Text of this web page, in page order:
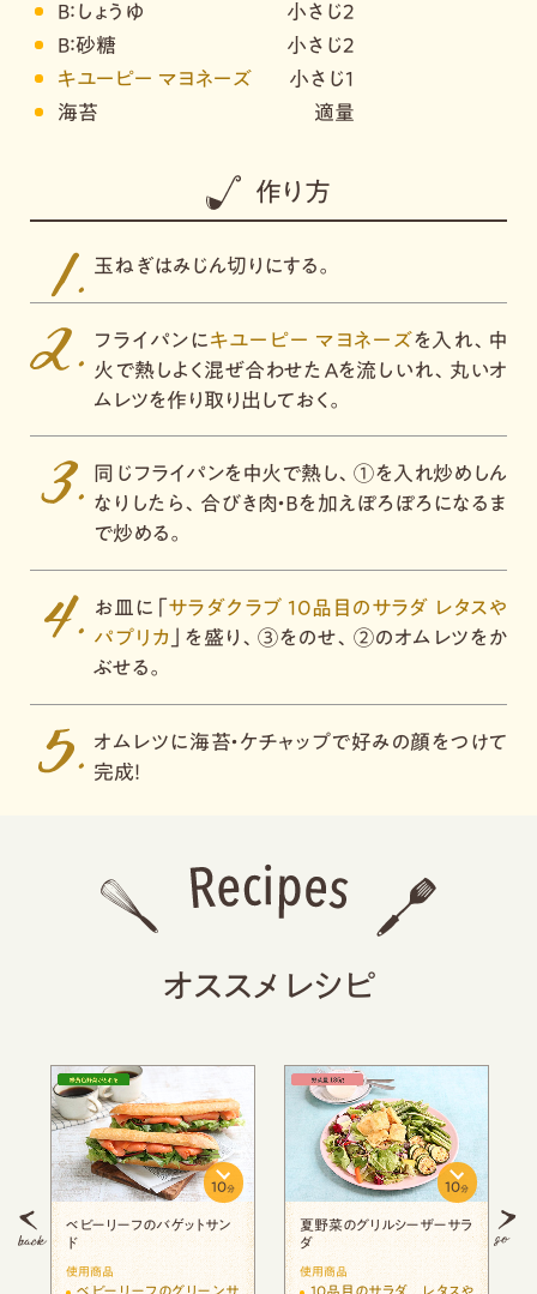
B：しょうゆ
小さじ2
B：砂糖
小さじ2
キユーピー マヨネーズ
小さじ1
海苔
適量
作り方
玉ねぎはみじん切りにする。
フライパンにキユーピー マヨネーズを入れ、中
火で熱しよく混ぜ合わせたＡを流しいれ、 丸いオ
ムレツを作り取り出しておく。
同じフライパンを中火で熱し、①を入れ炒めしん
なりしたら、 合びき肉・Ｂを加えぽろぽろになるま
で炒める。
お皿に「 サラダクラブ 10品目のサラダ レタスや
パプリカ
」を盛り、③をのせ、②のオムレツをか
ぶせる。
オムレツに海苔・ケチャップで好みの顔をつけて
完成！
オススメレシピ
ベビーリーフのバゲットサン
ド
10分
使用商品
夏野菜のグリルシーザーサラ
ダ
10分
使用商品